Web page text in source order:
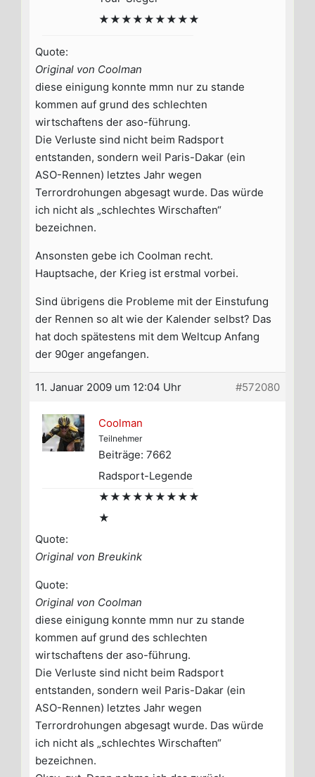
★★★★★★★★★
Quote:
Original von Coolman
diese einigung konnte mmn nur zu stande
kommen auf grund des schlechten
wirtschaftens der aso-führung.
Die Verluste sind nicht beim Radsport
entstanden, sondern weil Paris-Dakar (ein
ASO-Rennen) letztes Jahr wegen
Terrordrohungen abgesagt wurde. Das würde
ich nicht als „schlechtes Wirschaften“
bezeichnen.
Ansonsten gebe ich Coolman recht.
Hauptsache, der Krieg ist erstmal vorbei.
Sind übrigens die Probleme mit der Einstufung
der Rennen so alt wie der Kalender selbst? Das
hat doch spätestens mit dem Weltcup Anfang
der 90ger angefangen.
11. Januar 2009 um 12:04 Uhr #572080
Coolman
Teilnehmer
Beiträge: 7662
Radsport-Legende
★★★★★★★★★
★
Quote:
Original von Breukink
Quote:
Original von Coolman
diese einigung konnte mmn nur zu stande
kommen auf grund des schlechten
wirtschaftens der aso-führung.
Die Verluste sind nicht beim Radsport
entstanden, sondern weil Paris-Dakar (ein
ASO-Rennen) letztes Jahr wegen
Terrordrohungen abgesagt wurde. Das würde
ich nicht als „schlechtes Wirschaften“
bezeichnen.